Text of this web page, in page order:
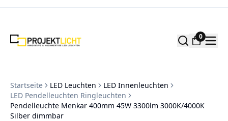
Zum Inhalt springen
0
Startseite LED Leuchten
LED Innenleuchten
LED Pendelleuchten Ringleuchten
Pendelleuchte Menkar 400mm 45W 3300lm 3000K/4000K
Silber dimmbar